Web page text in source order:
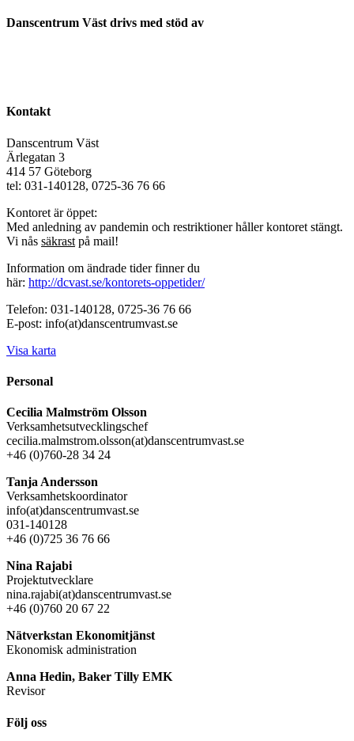
Danscentrum Väst drivs med stöd av
Kontakt
Danscentrum Väst
Ärlegatan 3
414 57 Göteborg
tel: 031-140128, 0725-36 76 66
Kontoret är öppet:
Med anledning av pandemin och restriktioner håller kontoret stängt.
Vi nås säkrast på mail!
Information om ändrade tider finner du
här: http://dcvast.se/kontorets-oppetider/
Telefon: 031-140128, 0725-36 76 66
E-post: info(at)danscentrumvast.se
Visa karta
Personal
Cecilia Malmström Olsson
Verksamhetsutvecklingschef
cecilia.malmstrom.olsson(at)danscentrumvast.se
+46 (0)760-28 34 24
Tanja Andersson
Verksamhetskoordinator
info(at)danscentrumvast.se
031-140128
+46 (0)725 36 76 66
Nina Rajabi
Projektutvecklare
nina.rajabi(at)danscentrumvast.se
+46 (0)760 20 67 22
Nätverkstan Ekonomitjänst
Ekonomisk administration
Anna Hedin, Baker Tilly EMK
Revisor
Följ oss